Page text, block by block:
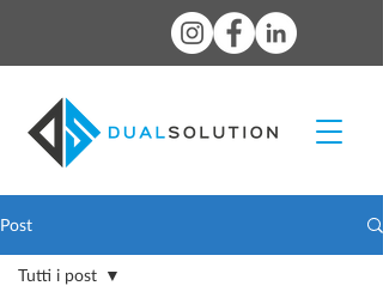
Post
Tutti i post